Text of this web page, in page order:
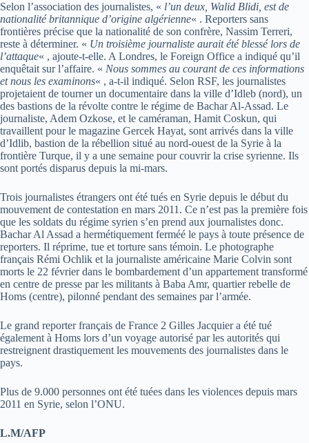
Selon l’association des journalistes, « l’un deux, Walid Blidi, est de
nationalité britannique d’origine algérienne« . Reporters sans
frontières précise que la nationalité de son confrère, Nassim Terreri,
reste à déterminer. « Un troisième journaliste aurait été blessé lors de
l’attaque« , ajoute-t-elle. A Londres, le Foreign Office a indiqué qu’il
enquêtait sur l’affaire. « Nous sommes au courant de ces informations
et nous les examinons« , a-t-il indiqué. Selon RSF, les journalistes
projetaient de tourner un documentaire dans la ville d’Idleb (nord), un
des bastions de la révolte contre le régime de Bachar Al-Assad. Le
journaliste, Adem Ozkose, et le caméraman, Hamit Coskun, qui
travaillent pour le magazine Gercek Hayat, sont arrivés dans la ville
d’Idlib, bastion de la rébellion situé au nord-ouest de la Syrie à la
frontière Turque, il y a une semaine pour couvrir la crise syrienne. Ils
sont portés disparus depuis la mi-mars.
Trois journalistes étrangers ont été tués en Syrie depuis le début du
mouvement de contestation en mars 2011. Ce n’est pas la première fois
que les soldats du régime syrien s’en prend aux journalistes donc.
Bachar Al Assad a hermétiquement ferméé le pays à toute présence de
reporters. Il réprime, tue et torture sans témoin. Le photographe
français Rémi Ochlik et la journaliste américaine Marie Colvin sont
morts le 22 février dans le bombardement d’un appartement transformé
en centre de presse par les militants à Baba Amr, quartier rebelle de
Homs (centre), pilonné pendant des semaines par l’armée.
Le grand reporter français de France 2 Gilles Jacquier a été tué
également à Homs lors d’un voyage autorisé par les autorités qui
restreignent drastiquement les mouvements des journalistes dans le
pays.
Plus de 9.000 personnes ont été tuées dans les violences depuis mars
2011 en Syrie, selon l’ONU.
L.M/AFP